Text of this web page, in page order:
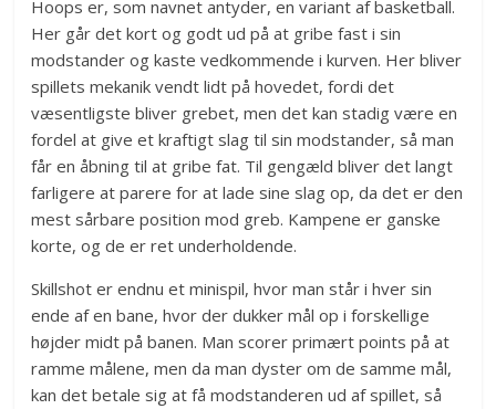
Hoops er, som navnet antyder, en variant af basketball.
Her går det kort og godt ud på at gribe fast i sin
modstander og kaste vedkommende i kurven. Her bliver
spillets mekanik vendt lidt på hovedet, fordi det
væsentligste bliver grebet, men det kan stadig være en
fordel at give et kraftigt slag til sin modstander, så man
får en åbning til at gribe fat. Til gengæld bliver det langt
farligere at parere for at lade sine slag op, da det er den
mest sårbare position mod greb. Kampene er ganske
korte, og de er ret underholdende.
Skillshot er endnu et minispil, hvor man står i hver sin
ende af en bane, hvor der dukker mål op i forskellige
højder midt på banen. Man scorer primært points på at
ramme målene, men da man dyster om de samme mål,
kan det betale sig at få modstanderen ud af spillet, så